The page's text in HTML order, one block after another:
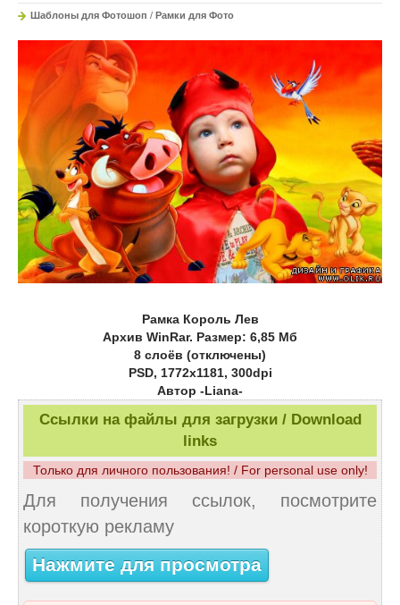
Шаблоны для Фотошоп / Рамки для Фото
Рамка Король Лев
Архив WinRar. Размер: 6,85 Мб
8 слоёв (отключены)
PSD, 1772х1181, 300dpi
Автор -Liana-
Ссылки на файлы для загрузки / Download
links
Только для личного пользования! / For personal use only!
Для получения ссылок, посмотрите
короткую рекламу
Нажмите для просмотра